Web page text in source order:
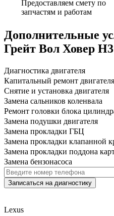
Предоставляем смету по
запчастям и работам
Дополнительные
Грейт Вол Ховер Н3
Диагностика двигателя
Капитальный ремонт двигателя
Снятие и установка двигателя
Замена сальников коленвала
Ремонт головки блока
Замена подушки двигателя
Замена прокладки ГБЦ
Замена прокладки клапанной
Замена прокладки поддона
Замена бензонасоса
Lexus